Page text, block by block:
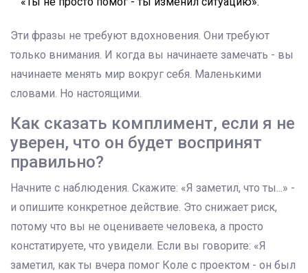
Эти фразы не требуют вдохновения. Они требуют
только внимания. И когда вы начинаете замечать - вы
начинаете менять мир вокруг себя. Маленькими
словами. Но настоящими.
Как сказать комплимент, если я не
уверен, что он будет воспринят
правильно?
Начните с наблюдения. Скажите: «Я заметил, что ты...» -
и опишите конкретное действие. Это снижает риск,
потому что вы не оцениваете человека, а просто
констатируете, что увидели. Если вы говорите: «Я
заметил, как ты вчера помог Коле с проектом - он был